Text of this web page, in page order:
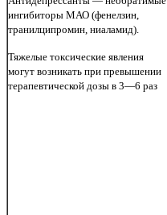
ингибиторы МАО (фенелзин,
транилципромин, ниаламид).
Тяжелые токсические явления
могут возникать при превышении
терапевтической дозы в 3—6 раз